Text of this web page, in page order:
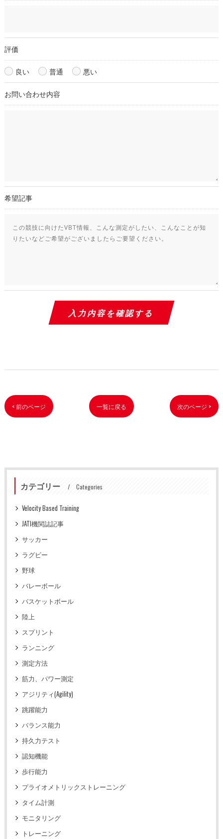
個人情報の開示･訂正･削除・利用停止の具体的手続きにつきま
しては、お電話でお問合せ下さい。
評価
良い 普通 悪い
お問い合わせ内容
希望記事
< 前のページ 一覧に戻る 次のページ >
カテゴリー Categories
Velocity Based Training
JATI機関誌記事
サッカー
ラグビー
野球
バレーボール
バスケットボール
陸上
スプリント
ランニング
測定方法
筋力、パワー測定
アジリティ(Agility)
跳躍能力
バランス能力
持久力テスト
認知機能
歩行能力
プライオメトリックストレーニング
タイム計測
モニタリング
トレーニング